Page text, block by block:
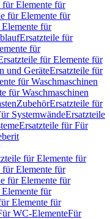
für Elemente für
für Elemente für
für
Ersatzteile für
für
für Elemente für
und GeräteErsatzteile für
für Waschmaschinen
für Waschmaschinen
ZubehörErsatzteile für
SystemwändeErsatzteile
Ersatzteile für Für
für Elemente für
für Elemente für
für Elemente für
für
Elemente für
WC-ElementeFür